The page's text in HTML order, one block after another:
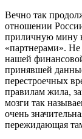
Вечно так
отношении
приличную мину
«партнерами». Не
нашей
принявшей
перестроечных
правилам жила,
мозги так
очень
пережидающая